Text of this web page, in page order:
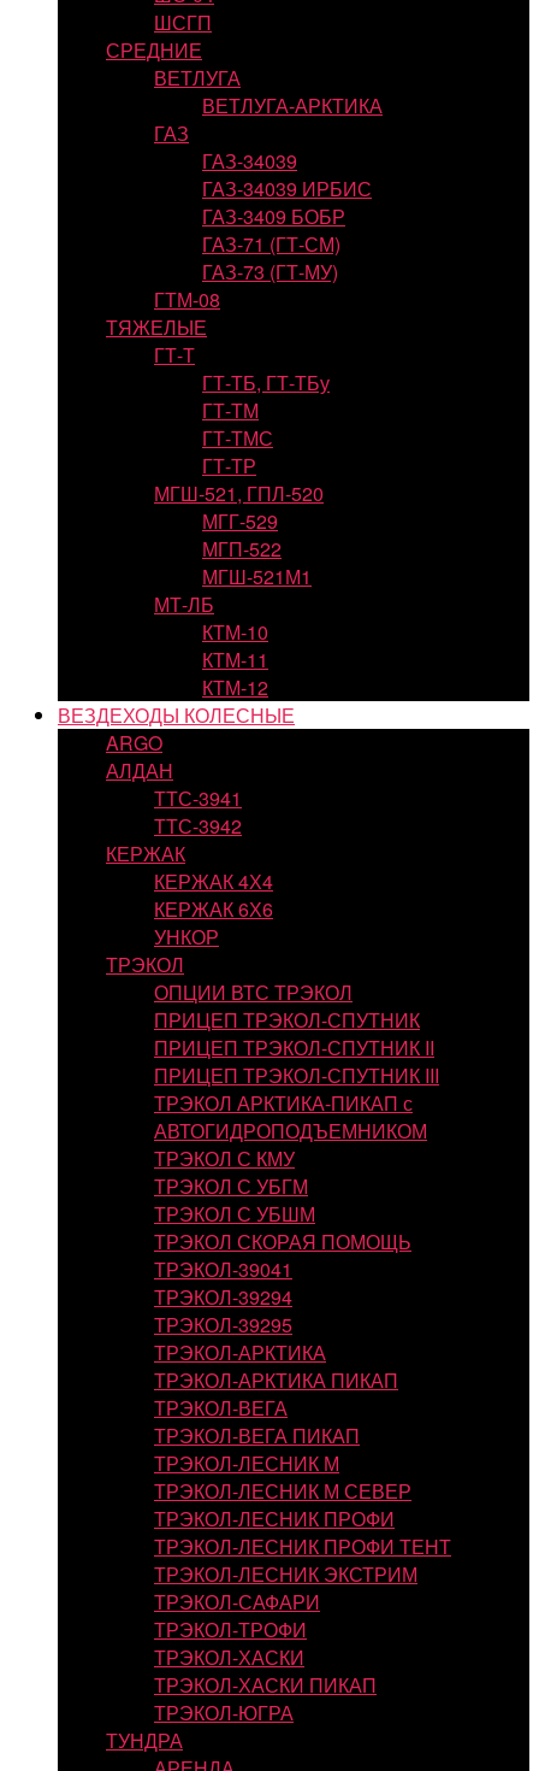
ШСГП
СРЕДНИЕ
ВЕТЛУГА
ВЕТЛУГА-АРКТИКА
ГАЗ
ГАЗ-34039
ГАЗ-34039 ИРБИС
ГАЗ-3409 БОБР
ГАЗ-71 (ГТ-СМ)
ГАЗ-73 (ГТ-МУ)
ГТМ-08
ТЯЖЕЛЫЕ
ГТ-Т
ГТ-ТБ, ГТ-ТБу
ГТ-ТМ
ГТ-ТМС
ГТ-ТР
МГШ-521, ГПЛ-520
МГГ-529
МГП-522
МГШ-521М1
МТ-ЛБ
КТМ-10
КТМ-11
КТМ-12
ВЕЗДЕХОДЫ КОЛЕСНЫЕ
ARGO
АЛДАН
ТТС-3941
ТТС-3942
КЕРЖАК
КЕРЖАК 4Х4
КЕРЖАК 6Х6
УНКОР
ТРЭКОЛ
ОПЦИИ ВТС ТРЭКОЛ
ПРИЦЕП ТРЭКОЛ-СПУТНИК
ПРИЦЕП ТРЭКОЛ-СПУТНИК II
ПРИЦЕП ТРЭКОЛ-СПУТНИК III
ТРЭКОЛ АРКТИКА-ПИКАП с
АВТОГИДРОПОДЪЕМНИКОМ
ТРЭКОЛ С КМУ
ТРЭКОЛ С УБГМ
ТРЭКОЛ С УБШМ
ТРЭКОЛ СКОРАЯ ПОМОЩЬ
ТРЭКОЛ-39041
ТРЭКОЛ-39294
ТРЭКОЛ-39295
ТРЭКОЛ-АРКТИКА
ТРЭКОЛ-АРКТИКА ПИКАП
ТРЭКОЛ-ВЕГА
ТРЭКОЛ-ВЕГА ПИКАП
ТРЭКОЛ-ЛЕСНИК М
ТРЭКОЛ-ЛЕСНИК М СЕВЕР
ТРЭКОЛ-ЛЕСНИК ПРОФИ
ТРЭКОЛ-ЛЕСНИК ПРОФИ ТЕНТ
ТРЭКОЛ-ЛЕСНИК ЭКСТРИМ
ТРЭКОЛ-САФАРИ
ТРЭКОЛ-ТРОФИ
ТРЭКОЛ-ХАСКИ
ТРЭКОЛ-ХАСКИ ПИКАП
ТРЭКОЛ-ЮГРА
ТУНДРА